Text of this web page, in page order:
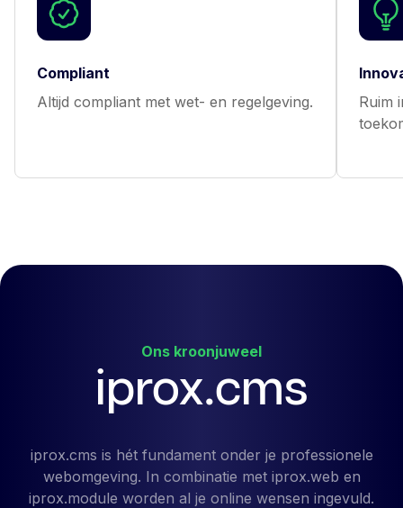
Compliant
Altijd compliant met wet- en regelgeving.
Ruim
Ons kroonjuweel
iprox.cms
iprox.cms is hét fundament onder je professionele
webomgeving. In combinatie met iprox.web en
iprox.module worden al je online wensen ingevuld.